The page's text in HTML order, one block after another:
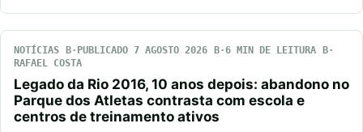
NOTÍCIAS PUBLICADO 7 AGOSTO 2026
6 MIN DE LEITURA
RAFAEL COSTA
Legado da Rio 2016, 10 anos depois: abandono no
Parque dos Atletas contrasta com escola e
centros de treinamento ativos